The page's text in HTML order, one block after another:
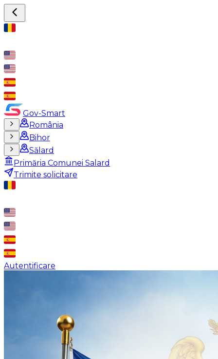
Gov-Smart
România
Bihor
Sălard
Primăria Comunei Salard
Trimite solicitare
Autentificare